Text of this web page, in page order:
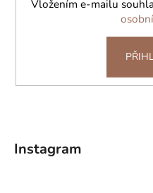
Vložením e-mailu
Instagram